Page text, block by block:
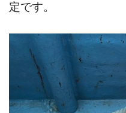
定です。